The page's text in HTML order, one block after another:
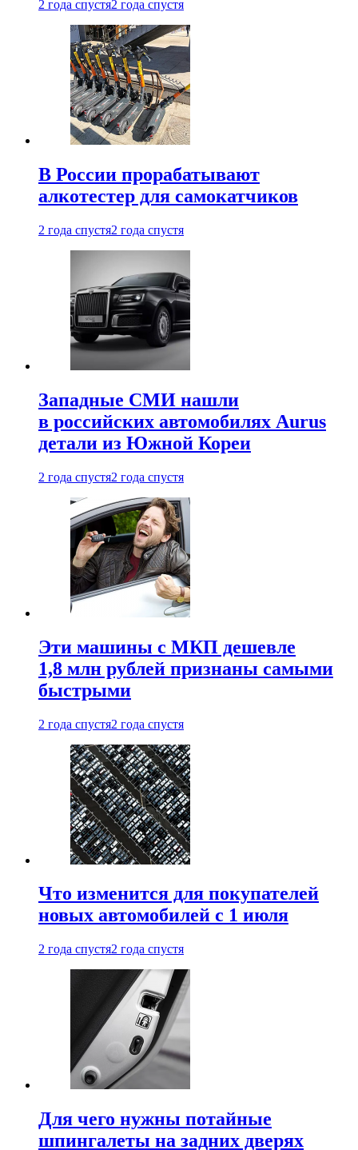
2 года спустя2 года спустя
В России прорабатывают
алкотестер для самокатчиков
2 года спустя2 года спустя
Западные СМИ нашли
в российских автомобилях Aurus
детали из Южной Кореи
2 года спустя2 года спустя
Эти машины с МКП дешевле
1,8 млн рублей признаны самыми
быстрыми
2 года спустя2 года спустя
Что изменится для покупателей
новых автомобилей с 1 июля
2 года спустя2 года спустя
Для чего нужны потайные
шпингалеты на задних дверях